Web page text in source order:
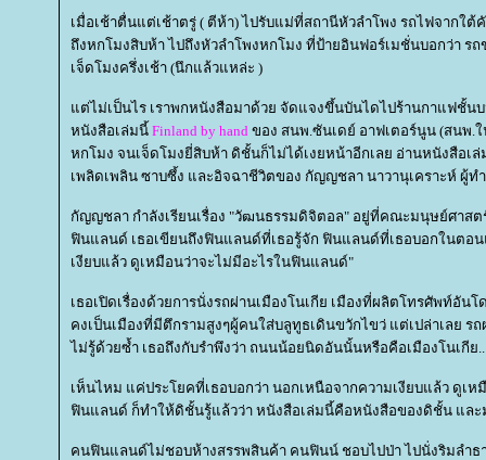
เมื่อเช้าตื่นแต่เช้าตรู่ ( ตีห้า) ไปรับแม่ที่สถานีหัวลำโพง รถไฟจากใ
ถึงหกโมงสิบห้า ไปถึงหัวลำโพงหกโมง ที่ป้ายอินฟอร์เมชั่นบอกว่า รถ
เจ็ดโมงครึ่งเช้า (นึกแล้วแหล่ะ )
ต่ไม่เป็นไร เราพกหนังสือมาด้วย จัดแจงขึ้นบันไดไปร้านกาแฟชั้น
หนังสือเล่มนี้ Finland by hand ของ สนพ.ซันเดย์ อาฟเตอร์นูน (สนพ.
หกโมง จนเจ็ดโมงยี่สิบห้า ดิชั้นก็ไม่ได้เงยหน้าอีกเลย อ่านหนังสือเ
เพลิดเพลิน ซาบซึ้ง และอิจฉาชีวิตของ กัญญชลา นาวานุเคราะห์ ผู้
กัญญชลา กำลังเรียนเรื่อง "วัฒนธรรมดิจิตอล" อยู่ที่คณะมนุษย์ศาสต
ฟินแลนด์ เธอเขียนถึงฟินแลนด์ที่เธอรู้จัก ฟินแลนด์ที่เธอบอกในตอน
เงียบแล้ว ดูเหมือนว่าจะไม่มีอะไรในฟินแลนด์"
เธอเปิดเรื่องด้วยการนั่งรถผ่านเมืองโนเกีย เมืองที่ผลิตโทรศัพท์อัน
คงเป็นเมืองที่มีตึกรามสูงๆผู้คนใส่บลูทูธเดินขวักไขว่ แต่เปล่าเลย ร
ไม่รู้ด้วยซ้ำ เธอถึงกับรำพึงว่า ถนนน้อยนิดอันนั้นหรือคือเมืองโนเกีย..
เห็นไหม แค่ประโยคที่เธอบอกว่า นอกเหนือจากความเงียบแล้ว ดูเห
ฟินแลนด์ ก็ทำให้ดิชั้นรู้แล้วว่า หนังสือเล่มนี้คือหนังสือของดิชั้น แล
คนฟินแลนด์ไม่ชอบห้างสรรพสินค้า คนฟินน์ ชอบไปป่า ไปนั่งริมลำธ